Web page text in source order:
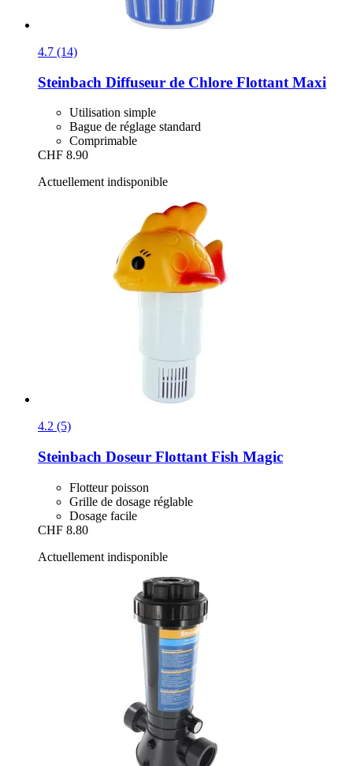
4.7 (14)
Steinbach Diffuseur de Chlore Flottant Maxi
Utilisation simple
Bague de réglage standard
Comprimable
CHF 8.90
Actuellement indisponible
4.2 (5)
Steinbach Doseur Flottant Fish Magic
Flotteur poisson
Grille de dosage réglable
Dosage facile
CHF 8.80
Actuellement indisponible